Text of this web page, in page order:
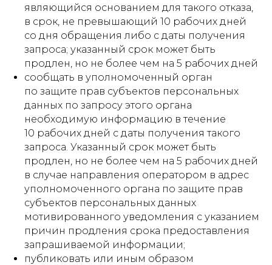
являющийся основанием для такого отказа,
в срок, не превышающий 10 рабочих дней
со дня обращения либо с даты получения
запроса; указанный срок может быть
продлен, но не более чем на 5 рабочих дней
сообщать в уполномоченный орган
по защите прав субъектов персональных
данных по запросу этого органа
необходимую информацию в течение
10 рабочих дней с даты получения такого
запроса. Указанный срок может быть
продлен, но не более чем на 5 рабочих дней
в случае направления оператором в адрес
уполномоченного органа по защите прав
субъектов персональных данных
мотивированного уведомления с указанием
причин продления срока предоставления
запрашиваемой информации;
публиковать или иным образом